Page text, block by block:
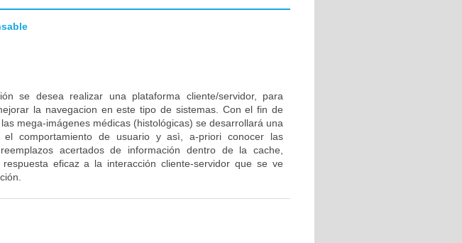
se desea realizar una plataforma cliente/servidor, para
la navegacion en este tipo de sistemas. Con el fin de
mega-imágenes médicas (histológicas) se desarrollará una
comportamiento de usuario y asì, a-priori conocer las
acertados de información dentro de la cache,
eficaz a la interacción cliente-servidor que se ve